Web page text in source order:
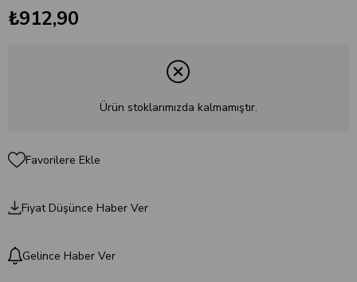
₺912,90
Ürün stoklarımızda kalmamıştır.
Favorilere Ekle
Fiyat Düşünce Haber Ver
Gelince Haber Ver